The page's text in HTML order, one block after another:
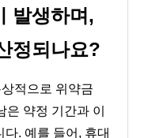
발생하며,
정되나요?
상적으로 위약금
약정 기간과 이
. 예를 들어, 휴대